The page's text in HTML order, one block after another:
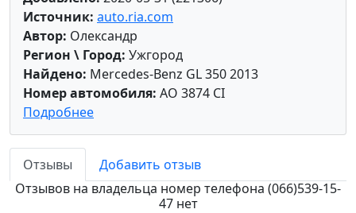
Источник: auto.ria.com
Автор: Олександр
Регион \ Город: Ужгород
Найдено: Mercedes-Benz GL 350 2013
Номер автомобиля: AO 3874 CI
Подробнее
Отзывы
Добавить отзыв
Отзывов на владельца номер телефона (066)539-15-
47 нет